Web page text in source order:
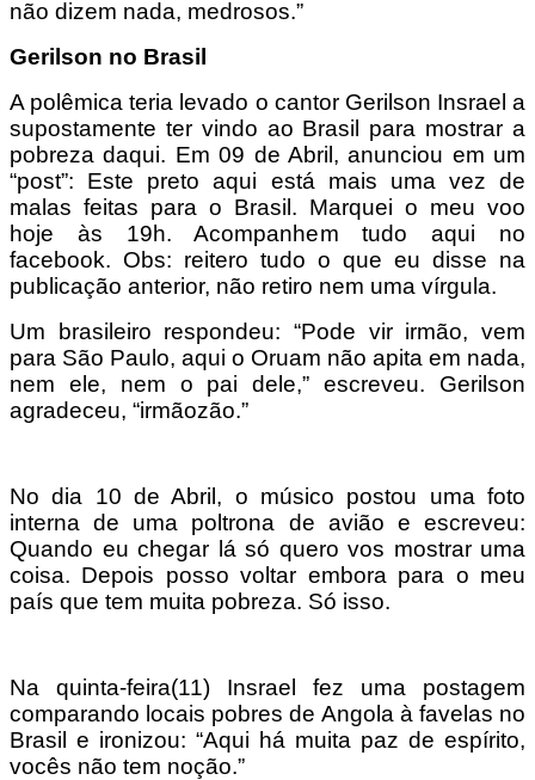
não dizem nada, medrosos.”
Gerilson no Brasil
A polêmica teria levado o cantor Gerilson Insrael a
supostamente ter vindo ao Brasil para mostrar a
pobreza daqui. Em 09 de Abril, anunciou em um
“post”: Este preto aqui está mais uma vez de
malas feitas para o Brasil. Marquei o meu voo
hoje às 19h. Acompanhem tudo aqui no
facebook. Obs: reitero tudo o que eu disse na
publicação anterior, não retiro nem uma vírgula.
Um brasileiro respondeu: “Pode vir irmão, vem
para São Paulo, aqui o Oruam não apita em nada,
nem ele, nem o pai dele,” escreveu. Gerilson
agradeceu, “irmãozão.”
No dia 10 de Abril, o músico postou uma foto
interna de uma poltrona de avião e escreveu:
Quando eu chegar lá só quero vos mostrar uma
coisa. Depois posso voltar embora para o meu
país que tem muita pobreza. Só isso.
Na quinta-feira(11) Insrael fez uma postagem
comparando locais pobres de Angola à favelas no
Brasil e ironizou: “Aqui há muita paz de espírito,
vocês não tem noção.”